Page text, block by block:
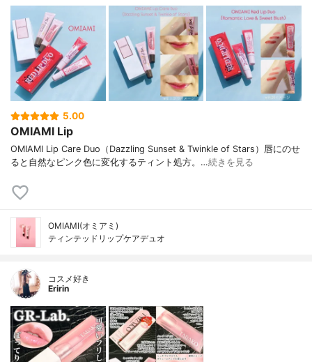
5.00
OMIAMI Lip
OMIAMI Lip Care Duo（Dazzling Sunset & Twinkle of Stars）唇にのせ
ると自然なピンク色に変化するティント処方。…続きを見る
OMIAMI(オミアミ)
ティンテッドリップケアデュオ
コスメ好き
Eririn